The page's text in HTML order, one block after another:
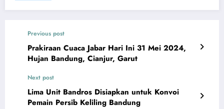
Previous post
Prakiraan Cuaca Jabar Hari Ini 31 Mei 2024,
Hujan Bandung, Cianjur, Garut
Next post
Lima Unit Bandros Disiapkan untuk Konvoi
Pemain Persib Keliling Bandung